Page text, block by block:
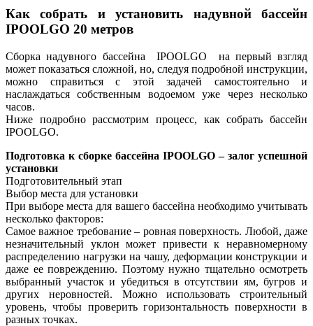
Как собрать и установить надувной бассейн
IPOOLGO 20 метров
Сборка надувного бассейна IPOOLGO на первый взгляд
может показаться сложной, но, следуя подробной инструкции,
можно справиться с этой задачей самостоятельно и
наслаждаться собственным водоемом уже через несколько
часов.
Ниже подробно рассмотрим процесс, как собрать бассейн
IPOOLGO.
Подготовка к сборке бассейна IPOOLGO – залог успешной
установки
Подготовительный этап
Выбор места для установки
При выборе места для вашего бассейна необходимо учитывать
несколько факторов:
Самое важное требование – ровная поверхность. Любой, даже
незначительный уклон может привести к неравномерному
распределению нагрузки на чашу, деформации конструкции и
даже ее повреждению. Поэтому нужно тщательно осмотреть
выбранный участок и убедиться в отсутствии ям, бугров и
других неровностей. Можно использовать строительный
уровень, чтобы проверить горизонтальность поверхности в
разных точках.